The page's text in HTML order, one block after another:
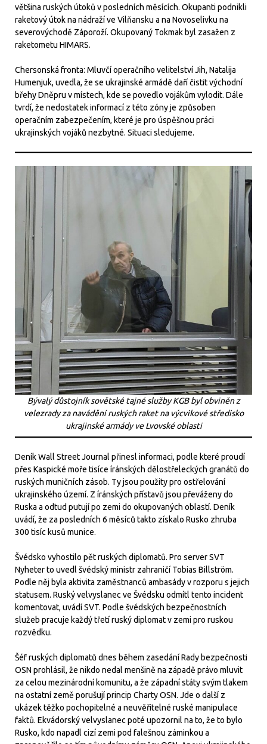
většina ruských útoků v posledních měsících. Okupanti podnikli
raketový útok na nádraží ve Vilňansku a na Novoselivku na
severovýchodě Záporoží. Okupovaný Tokmak byl zasažen z
raketometu HIMARS.
Chersonská fronta: Mluvčí operačního velitelství Jih, Natalija
Humenjuk, uvedla, že se ukrajinské armádě daří čistit východní
břehy Dněpru v místech, kde se povedlo vojákům vylodit. Dále
tvrdí, že nedostatek informací z této zóny je způsoben
operačním zabezpečením, které je pro úspěšnou práci
ukrajinských vojáků nezbytné. Situaci sledujeme.
Bývalý důstojník sovětské tajné služby KGB byl obviněn z
velezrady za navádění ruských raket na výcvikové středisko
ukrajinské armády ve Lvovské oblasti
Deník Wall Street Journal přinesl informaci, podle které proudí
přes Kaspické moře tisíce íránských dělostřeleckých granátů do
ruských muničních zásob. Ty jsou použity pro ostřelování
ukrajinského území. Z íránských přístavů jsou převáženy do
Ruska a odtud putují po zemi do okupovaných oblastí. Deník
uvádí, že za posledních 6 měsíců takto získalo Rusko zhruba
300 tisíc kusů munice.
Švédsko vyhostilo pět ruských diplomatů. Pro server SVT
Nyheter to uvedl švédský ministr zahraničí Tobias Billström.
Podle něj byla aktivita zaměstnanců ambasády v rozporu s jejich
statusem. Ruský velvyslanec ve Švédsku odmítl tento incident
komentovat, uvádí SVT. Podle švédských bezpečnostních
služeb pracuje každý třetí ruský diplomat v zemi pro ruskou
rozvědku.
Šéf ruských diplomatů dnes během zasedání Rady bezpečnosti
OSN prohlásil, že nikdo nedal menšině na západě právo mluvit
za celou mezinárodní komunitu, a že západní státy svým tlakem
na ostatní země porušují princip Charty OSN. Jde o další z
ukázek těžko pochopitelné a neuvěřitelné ruské manipulace
faktů. Ekvádorský velvyslanec poté upozornil na to, že to bylo
Rusko, kdo napadl cizí zemi pod falešnou záminkou a